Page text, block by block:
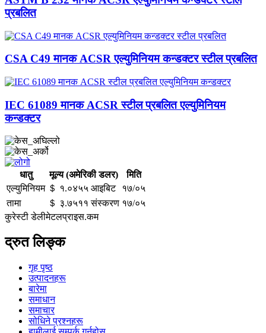
प्रबलित
CSA C49 मानक ACSR एल्युमिनियम कन्डक्टर स्टील प्रबलित
IEC 61089 मानक ACSR स्टील प्रबलित एल्युमिनियम
कन्डक्टर
धातु मूल्य (अमेरिकी डलर)
मिति
एल्युमिनियम ＄ १.०४५५ आइबिट
१७/०५
तामा
＄ ३.७५११ संस्करण १७/०५
कुरेस्टी डेलीमेटलप्राइस.कम
द्रुत लिङ्क
गृह पृष्ठ
उत्पादनहरू
बारेमा
समाधान
समाचार
सोधिने प्रश्नहरू